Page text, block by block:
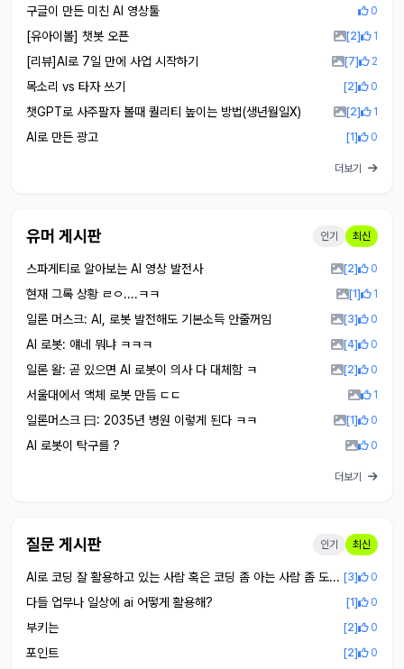
구글이 만든 미친 AI 영상툴 0
[유아이볼] 챗봇 오픈 [2] 1
[리뷰]AI로 7일 만에 사업 시작하기 [7] 2
목소리 vs 타자 쓰기 [2] 0
챗GPT로 사주팔자 볼때 퀄리티 높이는 방법(생년월일X) [2] 1
AI로 만든 광고 [1] 0
더보기
유머 게시판 인기 최신
스파게티로 알아보는 AI 영상 발전사 [2] 0
현재 그록 상황 ㄹㅇ....ㅋㅋ [1] 1
일론 머스크: AI, 로봇 발전해도 기본소득 안줄꺼임 [3] 0
AI 로봇: 얘네 뭐냐 ㅋㅋㅋ [4] 0
일론 왈: 곧 있으면 AI 로봇이 의사 다 대체함 ㅋ [2] 0
서울대에서 액체 로봇 만듬 ㄷㄷ 1
일론머스크 曰: 2035년 병원 이렇게 된다 ㅋㅋ [1] 0
AI 로봇이 탁구를 ? 0
더보기
질문 게시판 인기 최신
AI로 코딩 잘 활용하고 있는 사람 혹은 코딩 좀 아는 사람 좀 도와줘(크롤링(?) 불가 문제) [3] 0
다들 업무나 일상에 ai 어떻게 활용해? [1] 0
부키는 [2] 0
포인트 [2] 0